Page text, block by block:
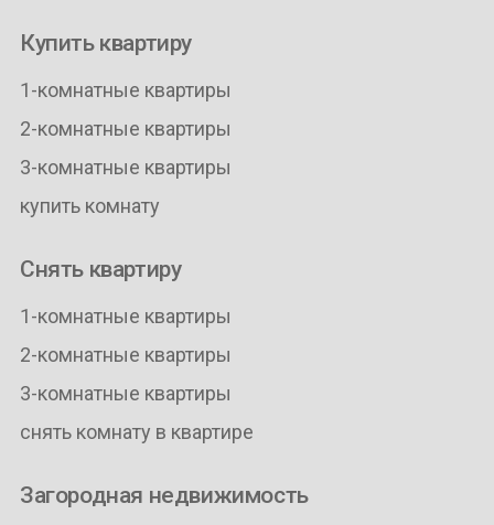
Купить квартиру
1-комнатные квартиры
2-комнатные квартиры
3-комнатные квартиры
купить комнату
Снять квартиру
1-комнатные квартиры
2-комнатные квартиры
3-комнатные квартиры
снять комнату в квартире
Загородная недвижимость